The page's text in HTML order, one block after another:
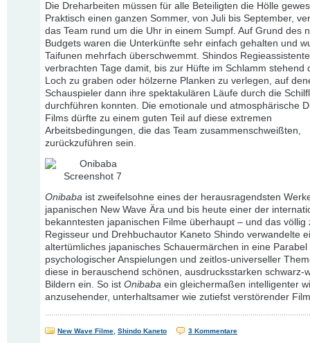
Die Dreharbeiten müssen für alle Beteiligten die Hölle
Praktisch einen ganzen Sommer, von Juli bis September,
das Team rund um die Uhr in einem Sumpf. Auf Grund des
Budgets waren die Unterkünfte sehr einfach gehalten und
Taifunen mehrfach überschwemmt. Shindos
verbrachten Tage damit, bis zur Hüfte im Schlamm stehend
Loch zu graben oder hölzerne Planken zu verlegen, auf
Schauspieler dann ihre spektakulären Läufe durch die
durchführen konnten. Die emotionale und atmosphärische
Films dürfte zu einem guten Teil auf diese extremen
Arbeitsbedingungen, die das Team zusammenschweißten,
zurückzuführen sein.
Onibaba ist zweifelsohne eines der herausragendsten
japanischen New Wave Ära und bis heute einer der
bekanntesten japanischen Filme überhaupt – und das völlig
Regisseur und Drehbuchautor Kaneto Shindo verwandelte
altertümliches japanisches Schauermärchen in eine Parabel
psychologischer Anspielungen und zeitlos-universeller
diese in berauschend schönen, ausdrucksstarken schwarz-
Bildern ein. So ist Onibaba ein gleichermaßen intelligenter
anzusehender, unterhaltsamer wie zutiefst verstörender
New Wave Filme Shindo Kaneto 3 Kommentare